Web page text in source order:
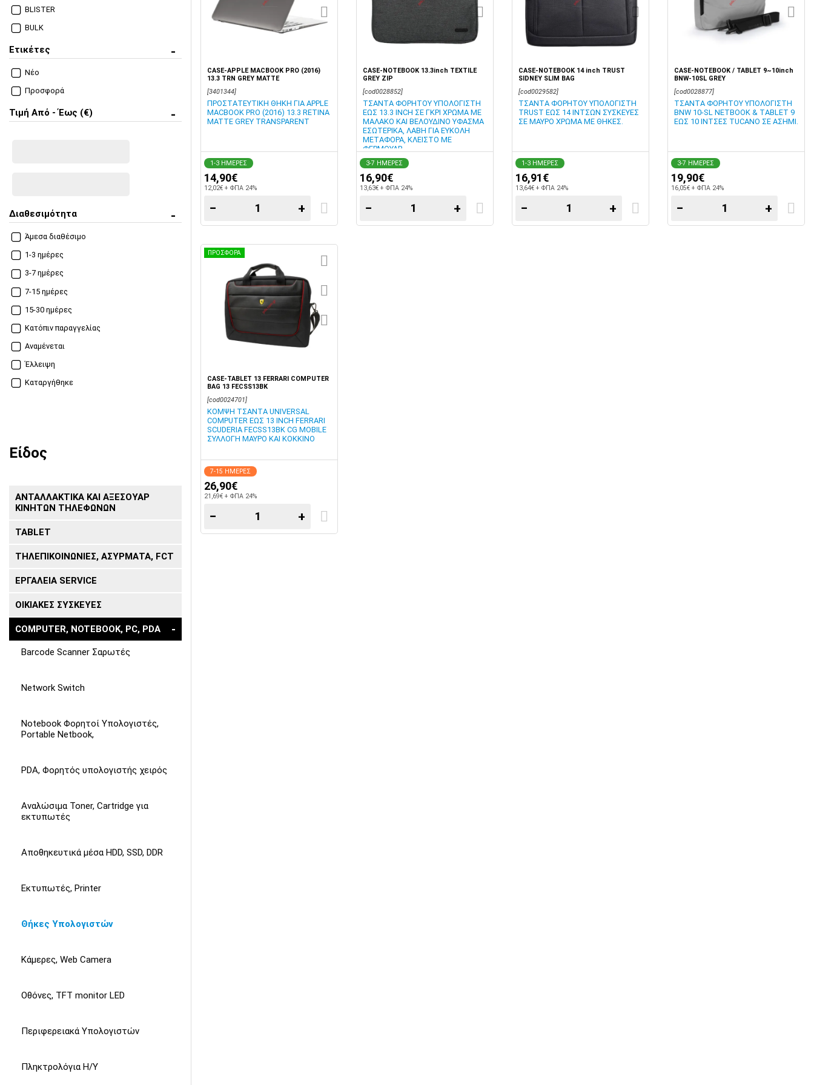
BLISTER
BULK
Ετικέτες
Νέο
Προσφορά
Τιμή Από - Έως (€)
Διαθεσιμότητα
Άμεσα διαθέσιμο
1-3 ημέρες
3-7 ημέρες
7-15 ημέρες
15-30 ημέρες
Κατόπιν παραγγελίας
Αναμένεται
Έλλειψη
Καταργήθηκε
Είδος
ΑΝΤΑΛΛΑΚΤΙΚΑ ΚΑΙ ΑΞΕΣΟΥΑΡ
ΚΙΝΗΤΩΝ ΤΗΛΕΦΩΝΩΝ
TABLET
ΤΗΛΕΠΙΚΟΙΝΩΝΙΕΣ, ΑΣΥΡΜΑΤΑ, FCT
ΕΡΓΑΛΕΙΑ SERVICE
ΟΙΚΙΑΚΕΣ ΣΥΣΚΕΥΕΣ
COMPUTER, NOTEBOOK, PC, PDA
Barcode Scanner Σαρωτές
Network Switch
Notebook Φορητοί Υπολογιστές,
Portable Netbook,
PDA, Φορητός υπολογιστής χειρός
Αναλώσιμα Toner, Cartridge για
εκτυπωτές
Αποθηκευτικά μέσα HDD, SSD, DDR
Εκτυπωτές, Printer
Θήκες Υπολογιστών
Κάμερες, Web Camera
Οθόνες, TFT monitor LED
Περιφερειακά Υπολογιστών
Πληκτρολόγια Η/Υ
CASE-APPLE MACBOOK PRO (2016)
13.3 TRN GREY MATTE
[3401344]
ΠΡΟΣΤΑΤΕΥΤΙΚΗ ΘΗΚΗ ΓΙΑ APPLE
MACBOOK PRO (2016) 13.3 RETINA
MATTE GREY TRANSPARENT
1-3 ΗΜΕΡΕΣ
14,90€
12,02€ + ΦΠΑ 24%
− +
CASE-NOTEBOOK 13.3inch TEXTILE
GREY ZIP
[cod0028852]
ΤΣΑΝΤΑ ΦΟΡΗΤΟΥ ΥΠΟΛΟΓΙΣΤΗ
ΕΩΣ 13.3 INCH ΣΕ ΓΚΡΙ ΧΡΩΜΑ ΜΕ
ΜΑΛΑΚΟ ΚΑΙ ΒΕΛΟΥΔΙΝΟ ΥΦΑΣΜΑ
ΕΣΩΤΕΡΙΚΑ, ΛΑΒΗ ΓΙΑ ΕΥΚΟΛΗ
ΜΕΤΑΦΟΡΑ, ΚΛΕΙΣΤΟ ΜΕ
ΦΕΡΜΟΥΑΡ
3-7 ΗΜΕΡΕΣ
16,90€
13,63€ + ΦΠΑ 24%
− +
CASE-NOTEBOOK 14 inch TRUST
SIDNEY SLIM BAG
[cod0029582]
ΤΣΑΝΤΑ ΦΟΡΗΤΟΥ ΥΠΟΛΟΓΙΣΤΗ
TRUST ΕΩΣ 14 ΙΝΤΣΩΝ ΣΥΣΚΕΥΕΣ
ΣΕ ΜΑΥΡΟ ΧΡΩΜΑ ΜΕ ΘΗΚΕΣ.
1-3 ΗΜΕΡΕΣ
16,91€
13,64€ + ΦΠΑ 24%
− +
CASE-NOTEBOOK / TABLET 9~10inch
BNW-10SL GREY
[cod0028877]
ΤΣΑΝΤΑ ΦΟΡΗΤΟΥ ΥΠΟΛΟΓΙΣΤΗ
BNW 10-SL NETBOOK & TABLET 9
ΕΩΣ 10 ΙΝΤΣΕΣ TUCANO ΣΕ ΑΣΗΜΙ.
3-7 ΗΜΕΡΕΣ
19,90€
16,05€ + ΦΠΑ 24%
− +
ΠΡΟΣΦΟΡΑ
CASE-TABLET 13 FERRARI COMPUTER
BAG 13 FECSS13BK
[cod0024701]
ΚΟΜΨΗ ΤΣΑΝΤΑ UNIVERSAL
COMPUTER ΕΩΣ 13 INCH FERRARI
SCUDERIA FECSS13BK CG MOBILE
ΣΥΛΛΟΓΗ ΜΑΥΡΟ ΚΑΙ ΚΟΚΚΙΝΟ
7-15 ΗΜΕΡΕΣ
26,90€
21,69€ + ΦΠΑ 24%
− +